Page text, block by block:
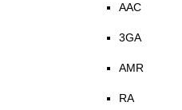
AAC
3GA
AMR
RA